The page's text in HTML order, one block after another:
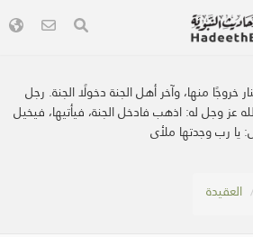
خروجًا منها، وآخر أهل الجنة دخولًا الجنة. رجل
عز وجل له: اذهب فادخل الجنة، فيأتيها، فيخيل
يا رب وجدتها ملأى
العقيدة